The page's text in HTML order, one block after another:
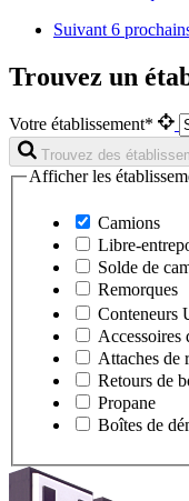
Suivant 6
Trouvez un
Votre établissement*
Trouvez des
Afficher les
Camions
Libre-
Solde de
Remorques
Conteneurs
Accessoires
Attaches de
Retours de
Propane
Boîtes de